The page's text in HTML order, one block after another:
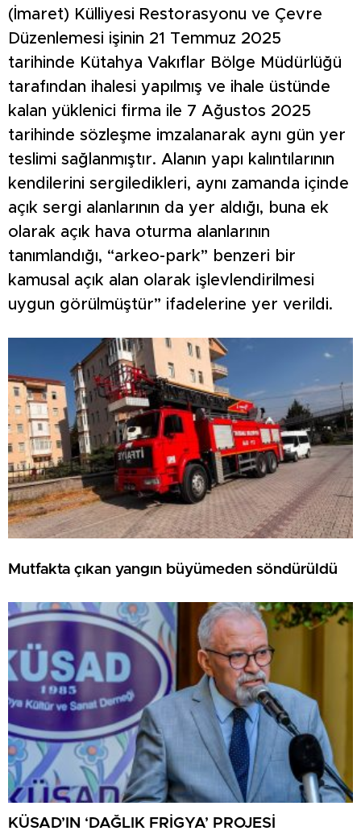
(İmaret) Külliyesi Restorasyonu ve Çevre
Düzenlemesi işinin 21 Temmuz 2025
tarihinde Kütahya Vakıflar Bölge Müdürlüğü
tarafından ihalesi yapılmış ve ihale üstünde
kalan yüklenici firma ile 7 Ağustos 2025
tarihinde sözleşme imzalanarak aynı gün yer
teslimi sağlanmıştır. Alanın yapı kalıntılarının
kendilerini sergiledikleri, aynı zamanda içinde
açık sergi alanlarının da yer aldığı, buna ek
olarak açık hava oturma alanlarının
tanımlandığı, “arkeo-park” benzeri bir
kamusal açık alan olarak işlevlendirilmesi
uygun görülmüştür” ifadelerine yer verildi.
Mutfakta çıkan yangın büyümeden söndürüldü
KÜSAD’IN ‘DAĞLIK FRİGYA’ PROJESİ